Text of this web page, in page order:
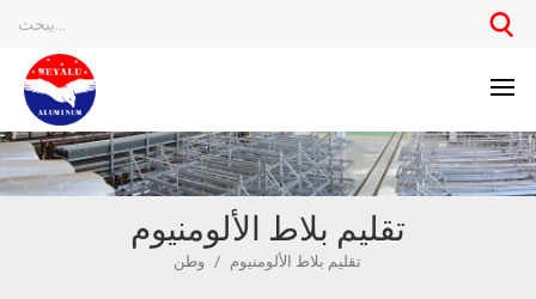
تقليم بلاط الألومنيوم
/ تقليم بلاط الألومنيوم